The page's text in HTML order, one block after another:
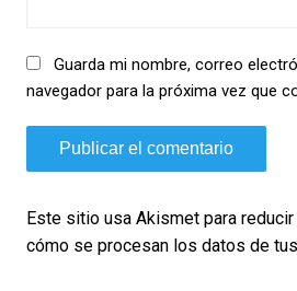
Guarda mi nombre, correo
navegador para la próxima vez que
Este sitio usa Akismet para reducir
cómo se procesan los datos de